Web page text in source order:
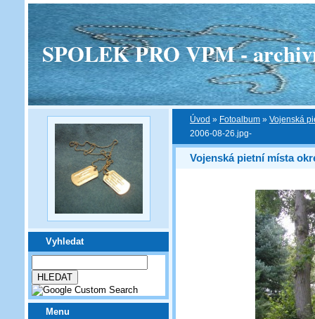
SPOLEK PRO VPM -
Vyhledat
Menu
Úvod » Fotoalbum » Vojenská
2006-08-26.jpg-
Vojenská pietní místa